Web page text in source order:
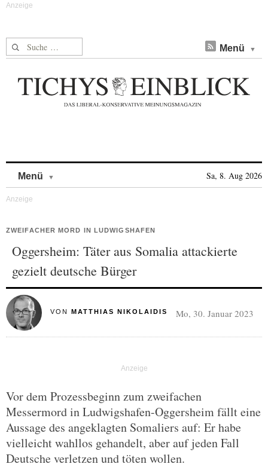
Suche nach: Menü
Menü Sa, 8. Aug 2026
ZWEIFACHER MORD IN LUDWIGSHAFEN
Oggersheim: Täter aus Somalia attackierte
gezielt deutsche Bürger
VON MATTHIAS NIKOLAIDIS Mo, 30. Januar 2023
Vor dem Prozessbeginn zum zweifachen
Messermord in Ludwigshafen-Oggersheim fällt eine
Aussage des angeklagten Somaliers auf: Er habe
vielleicht wahllos gehandelt, aber auf jeden Fall
Deutsche verletzen und töten wollen.